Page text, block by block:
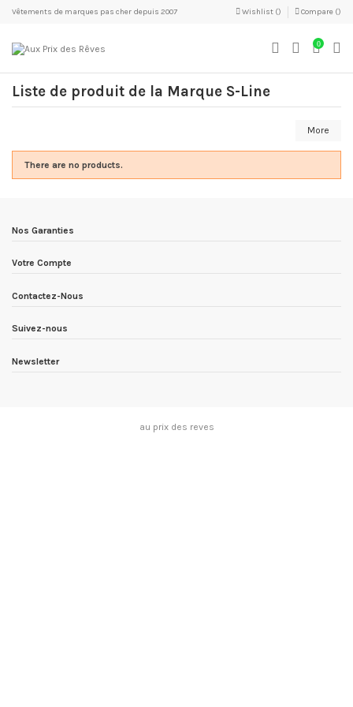
Vêtements de marques pas cher depuis 2007 Wishlist () Compare ()
0
Liste de produit de la Marque S-Line
More
There are no products.
Nos Garanties
Votre Compte
Contactez-Nous
Suivez-nous
Newsletter
au prix des reves